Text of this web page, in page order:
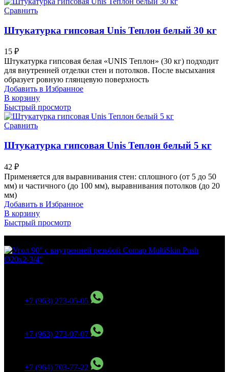
Сравнить
Штукатурка гипсовая Unis Теплон белый 30 кг
15 ₽
Штукатурка гипсовая белая «UNIS Теплон» (30 кг) подходит
для внутренней отделки стен и потолков. После высыхания
образует ровную глянцевую поверхность
Добавить в Избранное
В корзину
Быстрый просмотр
Сравнить
Штукатурка гипсовая Unis Теплон белый 5 кг
42 ₽
Применяется для выравнивания стен: сплошного (от 5 до 50
мм) и частичного (до 100 мм), выравнивания потолков (до 20
мм)
Добавить в Избранное
В корзину
Быстрый просмотр
+7 (963) 273-05-05
+7 (963) 273-07-07
+7 (964) 703-77-22